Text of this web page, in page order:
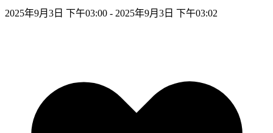
2025年9月3日 下午03:00 - 2025年9月3日 下午03:02